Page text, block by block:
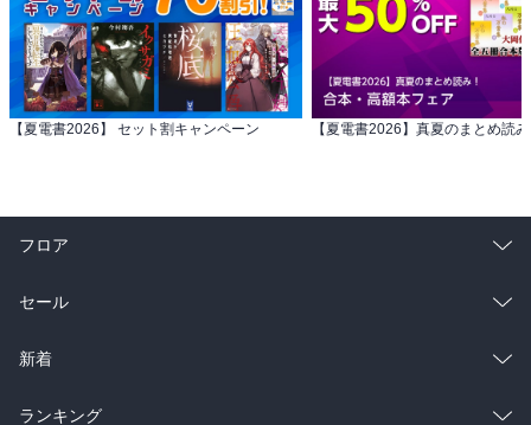
【夏電書2026】 セット割キャンペーン
フロア
総合
ラノベ
雑誌・グラビア
セール
総合
ラノベ
新着
総合
ランキング